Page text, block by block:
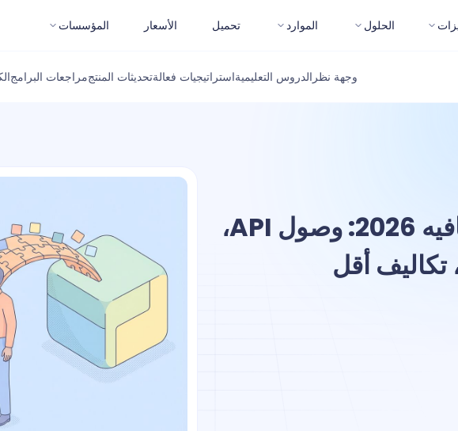
الحلول الموارد تحميل الأسعار المؤسسات
وجهة نظر الدروس التعليميةاستراتيجيات فعالةتحديثات المنتجمراجعات البرامج
أفضل بدائل نايت كافيه 2026: وصول API،
أقل